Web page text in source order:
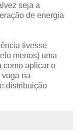
seja a
de energia
tivesse
menos) uma
como aplicar o
voga na
distribuição